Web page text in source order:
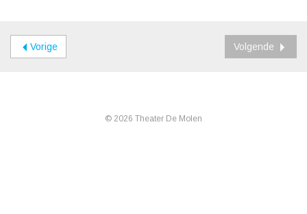
Vorige Volgende
© 2026 Theater De Molen